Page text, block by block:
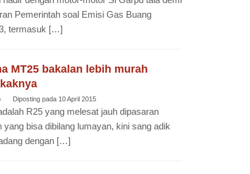
Pemerintah soal Emisi Gas Buang
termasuk […]
MT25 bakalan lebih murah
Diposting pada 10 April 2015
R25 yang melesat jauh dipasaran
yang bisa dibilang lumayan, kini sang adik
dengan […]